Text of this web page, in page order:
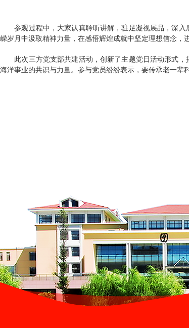
参观过程中，大家认真聆听讲解，驻足凝视展品，深
嵘岁月中汲取精神力量，在感悟辉煌成就中坚定理想信念，
此次三方党支部共建活动，创新了主题党日活动形式
海洋事业的共识与力量。参与党员纷纷表示，要传承老一辈